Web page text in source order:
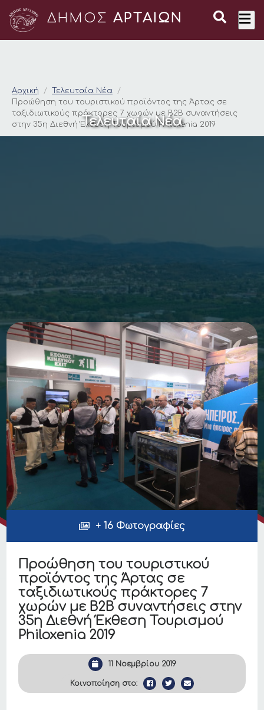
ΔΗΜΟΣ ΑΡΤΑΙΩΝ
Προώθηση του
Αρχική
Τελευταία Νέα
Προώθηση του τουριστικού προϊόντος της Άρτας σε
ταξιδιωτικούς πράκτορες 7 χωρών με Β2Β συναντήσεις
στην 35η Διεθνή Έκθεση Τουρισμού Philoxenia 2019
Τελευταία Νέα
+ 16 Φωτογραφίες
Προώθηση του τουριστικού
προϊόντος της Άρτας σε
ταξιδιωτικούς πράκτορες 7
χωρών με Β2Β συναντήσεις στην
35η Διεθνή Έκθεση Τουρισμού
Philoxenia 2019
11 Νοεμβρίου 2019
Κοινοποίηση στο: